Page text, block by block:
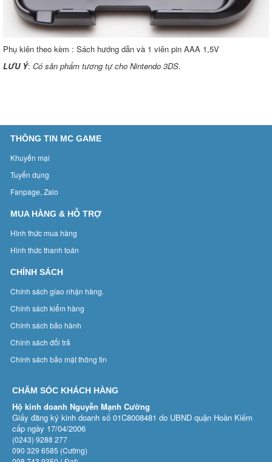
Phụ kiên theo kèm : Sách hướng dẫn và 1 viên pin AAA 1,5V
LƯU Ý: Có sản phẩm tương tự cho Nintendo 3DS.
THÔNG TIN MC GAME
Khuyến mại
Tuyển dụng
Fanpage, Zalo
MUA HÀNG & HỖ TRỢ
Hình thức mua hàng
Hình thức thanh toán
CHÍNH SÁCH
Chính sách giao nhận hàng.
Chính sách kiểm hàng
Chính sách bảo hành
Chính sách đổi trả
Chính sách bảo mật thông tin
CHĂM SÓC KHÁCH HÀNG
Hộ kinh doanh Nguyễn Mạnh Cường
Giấy đăng ký kinh doanh số 01C8008481 do UBND quận Hoàn Kiếm
cấp ngày 17/04/2006
(0243) 9288 277
090 329 6585 (Cường)